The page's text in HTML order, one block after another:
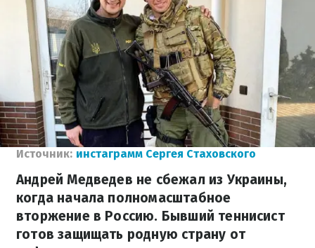
Источник: инстаграмм Сергея Стаховского
Андрей Медведев не сбежал из Украины,
когда начала полномасштабное
вторжение в Россию. Бывший теннисист
готов защищать родную страну от